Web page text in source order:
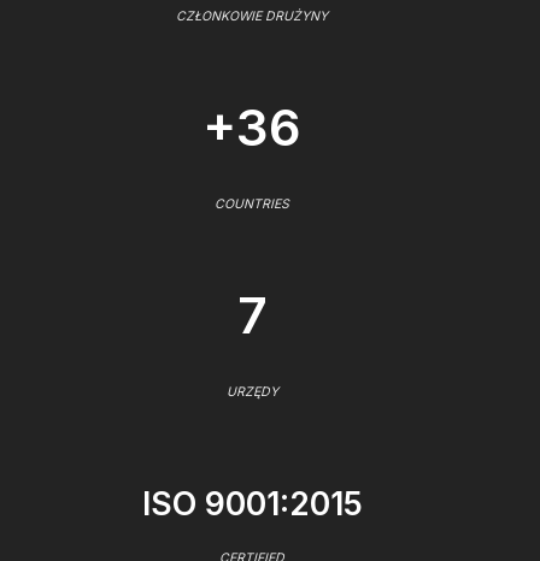
CZŁONKOWIE DRUŻYNY
+36
COUNTRIES
7
URZĘDY
ISO 9001:2015
CERTIFIED